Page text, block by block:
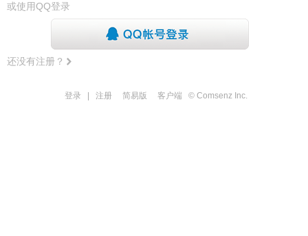
或使用QQ登录
还没有注册？
登录 注册 简易版 客户端 © Comsenz Inc.